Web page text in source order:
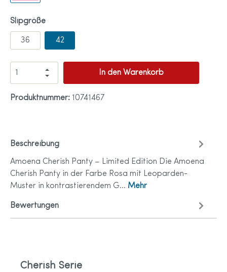
Slipgröße
36 42
In den Warenkorb
Produktnummer: 10741467
Beschreibung
Amoena Cherish Panty – Limited Edition Die Amoena
Cherish Panty in der Farbe Rosa mit Leoparden-
Muster in kontrastierendem G… Mehr
Bewertungen
Cherish Serie